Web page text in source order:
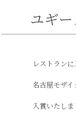
ユギ
レストラン
名古屋モザ
入賞いたしま